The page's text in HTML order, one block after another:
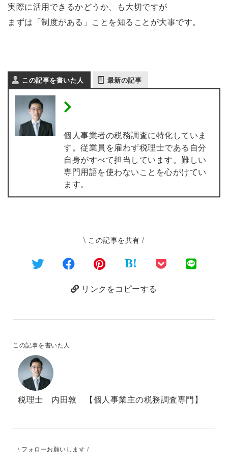
実際に活用できるかどうか、も大切ですが
まずは「制度がある」ことを知ることが大事です。
この記事を書いた人 最新の記事
個人事業者の税務調査に特化していま
す。従業員を雇わず税理士である自分
自身がすべて担当しています。難しい
専門用語を使わないことを心がけてい
ます。
\ この記事を共有 /
B!
リンクをコピーする
この記事を書いた人
税理士 内田敦 【個人事業主の税務調査専門】
\ フォローお願いします /